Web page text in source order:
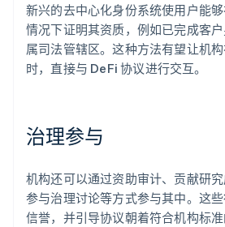
新兴的去中心化身份系统使用户能
情况下证明其资质，例如已完成客
属司法管辖区。这种方法有望让机
时，直接与 DeFi 协议进行交互。
治理参与
机构还可以通过资助审计、贡献研
参与治理讨论等方式参与其中。这
信誉，并引导协议朝着符合机构标